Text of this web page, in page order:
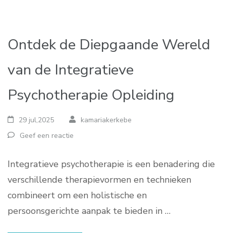
Ontdek de Diepgaande Wereld
van de Integratieve
Psychotherapie Opleiding
29 jul,2025
kamariakerkebe
Geef een reactie
Integratieve psychotherapie is een benadering die
verschillende therapievormen en technieken
combineert om een holistische en
persoonsgerichte aanpak te bieden in …